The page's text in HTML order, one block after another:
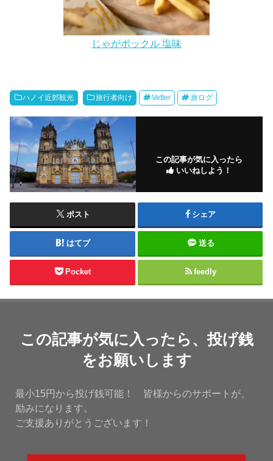
じゃがポックル 塩味
ハノイ近郊観光 旅行者向け Vetter 旅ログ
この記事が気に入ったら
いいねしよう！
ポスト シェア
はてブ 送る
Pocket feedly
この記事が気に入ったら、投げ銭
をお願いします
最小15円から投げ銭可能！ 皆様からのサポートが、
励みになります。
ご支援ありがとうございます！